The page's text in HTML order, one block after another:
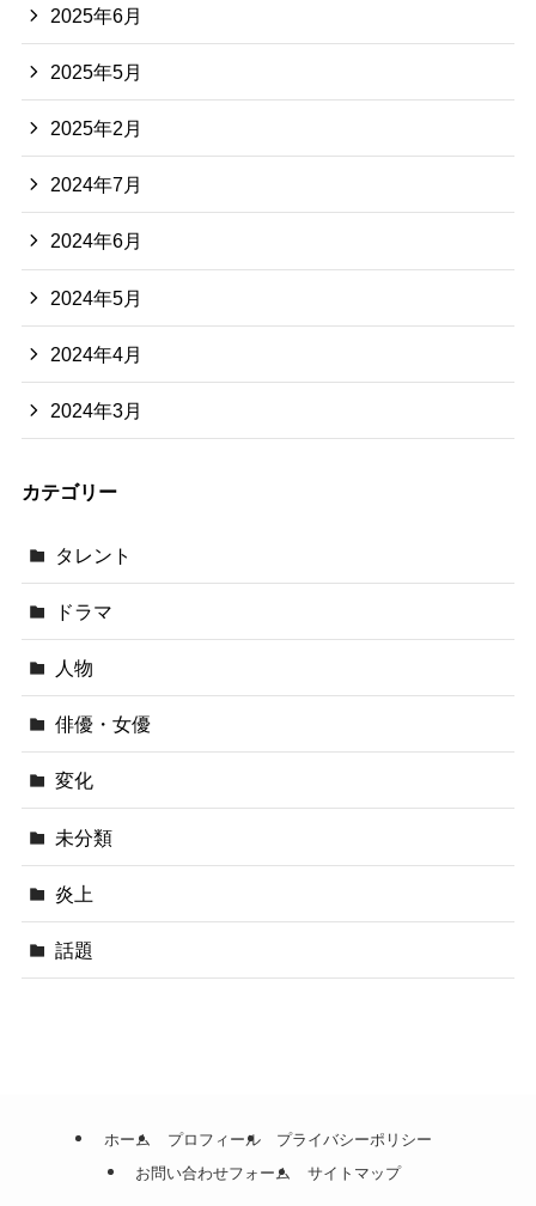
2025年6月
2025年5月
2025年2月
2024年7月
2024年6月
2024年5月
2024年4月
2024年3月
カテゴリー
タレント
ドラマ
人物
俳優・女優
変化
未分類
炎上
話題
ホーム プロフィール
プライバシーポリシー
お問い合わせフォーム
サイトマップ